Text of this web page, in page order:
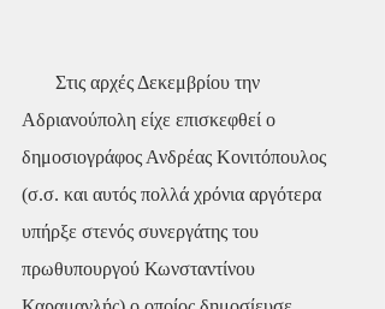
Αδριανούπολη είχε επισκεφθεί ο
δημοσιογράφος Ανδρέας Κονιτόπουλος
(σ.σ. και αυτός πολλά χρόνια αργότερα
υπήρξε στενός συνεργάτης του
πρωθυπουργού Κωνσταντίνου